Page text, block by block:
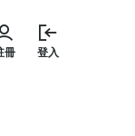
冊 登入